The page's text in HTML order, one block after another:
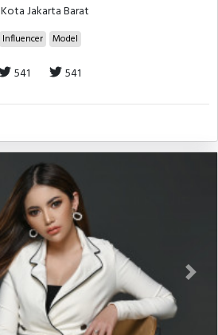
Kota Jakarta Barat
Influencer Model
541 541